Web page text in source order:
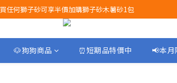
Airbuggy 全線現貨8折！立即點擊火速搶購
買任何獅子砂可享半價加購獅子砂木薯砂1包
Airbuggy 全線現貨8折！立即點擊火速搶購
🐶狗狗商品 ⏰短期品特價中 📢本